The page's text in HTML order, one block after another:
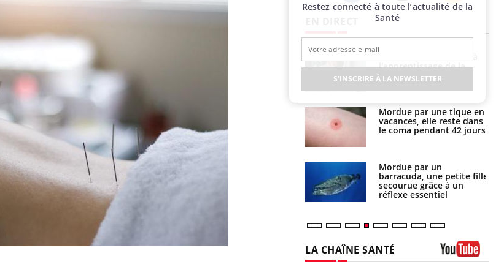
Facebook Twitter Instagram
VIH : la fin du comprimé
tous les jours se profile-t-
elle enfin ?
Pourquoi votre ventre
gâche-t-il les premiers
jours de vos vacances ?
Fortes chaleurs :
pourquoi le risque de
noyade grimpe-t-il ?
finalement être bénéfique
l'apprentissage de la
lecture ?
Mordue par une tique en
vacances, elle reste dans
le coma pendant 42 jours
Mordue par un
barracuda, une petite fille
secourue grâce à un
réflexe essentiel
LA CHAÎNE SANTÉ
Restez connecté à toute l’actualité de la
Santé
S'INSCRIRE À LA NEWSLETTER